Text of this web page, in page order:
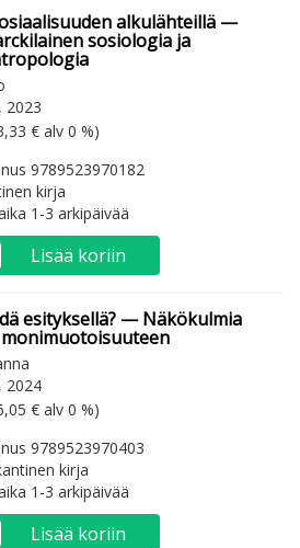
alkulähteillä —
sosiologia ja
2023
hinta hinta
€ alv 0 %)
9789523970182
kirja
1-3 arkipäivää
Lisää koriin
esityksellä? — Näkökulmia
2024
hinta hinta
€ alv 0 %)
9789523970403
kirja
1-3 arkipäivää
Lisää koriin